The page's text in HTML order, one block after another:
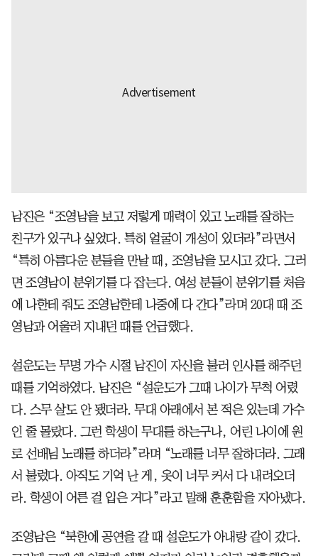
남진은 “조영남을 보고 저렇게 매력이 있고 노래를 잘하는
친구가 있구나 싶었다. 특히 얼굴이 개성이 있더라”라면서
“특히 아름다운 분들을 만날 때, 조영남을 모시고 갔다. 그러
면 조영남이 분위기를 다 잡는다. 여성 분들이 분위기를 처음
에 나한테 줘도 조영남한테 나중에 다 간다”라며 20대 때 조
영남과 어울려 지내던 때를 언급했다.
설운도는 무명 가수 시절 남진이 자신을 불러 인사를 해주던
때를 기억하였다. 남진은 “설운도가 그때 나이가 무척 어렸
다. 스무 살도 안 됐더라. 무대 아래에서 본 적은 있는데 가수
인 줄 몰랐다. 그런 학생이 무대를 하는구나, 어린 나이에 원
로 선배님 노래를 하더라”라며 “노래를 너무 잘하더라. 그래
서 불렀다. 아직도 기억 난 게, 옷이 너무 커서 다 내려오더
라. 학생이 어른 걸 입은 거다”라고 말해 훈훈함을 자아냈다.
조영남은 “북한에 공연을 갈 때 설운도가 아내랑 같이 갔다.